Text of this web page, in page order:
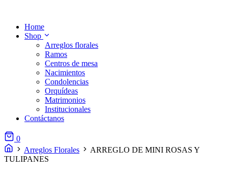
Home
Shop
Arreglos florales
Ramos
Centros de mesa
Nacimientos
Condolencias
Orquídeas
Matrimonios
Institucionales
Contáctanos
0
Arreglos Florales
ARREGLO DE MINI ROSAS Y
TULIPANES